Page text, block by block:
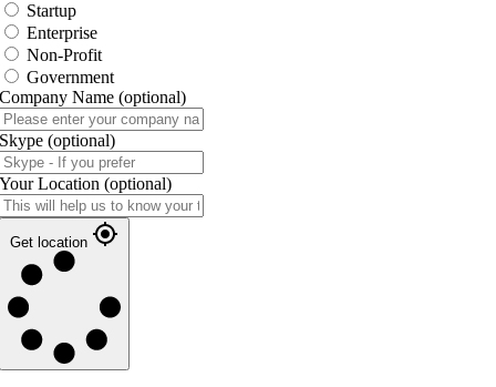
Startup
Enterprise
Non-Profit
Government
Company Name (optional)
Skype (optional)
Your Location (optional)
Get location